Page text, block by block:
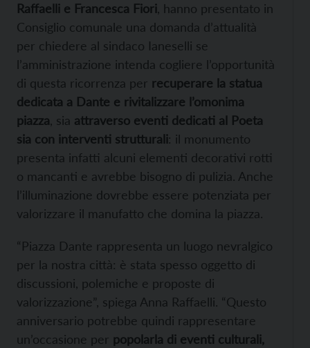
Raffaelli e Francesca Fiori , hanno presentato in
Consiglio comunale una domanda d’attualità
per chiedere al sindaco Ianeselli se
l’amministrazione intenda cogliere l’opportunità
di questa ricorrenza per recuperare la statua
dedicata a Dante e rivitalizzare l’omonima
piazza , sia attraverso eventi dedicati al Poeta
sia con interventi strutturali: il monumento
presenta infatti alcuni elementi decorativi rotti
o mancanti e avrebbe bisogno di pulizia. Anche
l’illuminazione dovrebbe essere potenziata per
valorizzare il manufatto che domina la piazza.
“Piazza Dante rappresenta un luogo nevralgico
per la nostra città: è stata spesso oggetto di
discussioni, polemiche e proposte di
valorizzazione”, spiega Anna Raffaelli. “Questo
anniversario potrebbe quindi rappresentare
un’occasione per popolarla di eventi culturali,